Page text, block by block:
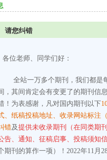
请您纠错
各位老师、同学们好：
全站一万多个期刊，我们都是
，其间肯定会有变更了的期刊信
！为表感谢，凡对国内期刊以下
、纸稿投稿地址、收录网站标注
错及提供未收录期刊（在同类期
告、通知、征稿启事、投稿须知
期刊的算作一项）！2022年11月